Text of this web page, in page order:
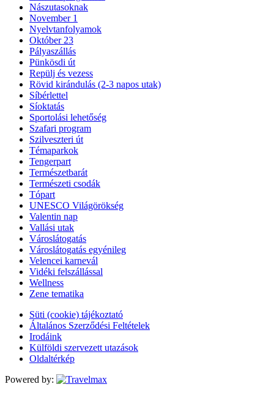
Nászutasoknak
November 1
Nyelvtanfolyamok
Október 23
Pályaszállás
Pünkösdi út
Repülj és vezess
Rövid kirándulás (2-3 napos utak)
Síbérlettel
Síoktatás
Sportolási lehetőség
Szafari program
Szilveszteri út
Témaparkok
Tengerpart
Természetbarát
Természeti csodák
Tópart
UNESCO Világörökség
Valentin nap
Vallási utak
Városlátogatás
Városlátogatás egyénileg
Velencei karnevál
Vidéki felszállással
Wellness
Zene tematika
Süti (cookie) tájékoztató
Általános Szerződési Feltételek
Irodáink
Külföldi szervezett utazások
Oldaltérkép
Powered by: